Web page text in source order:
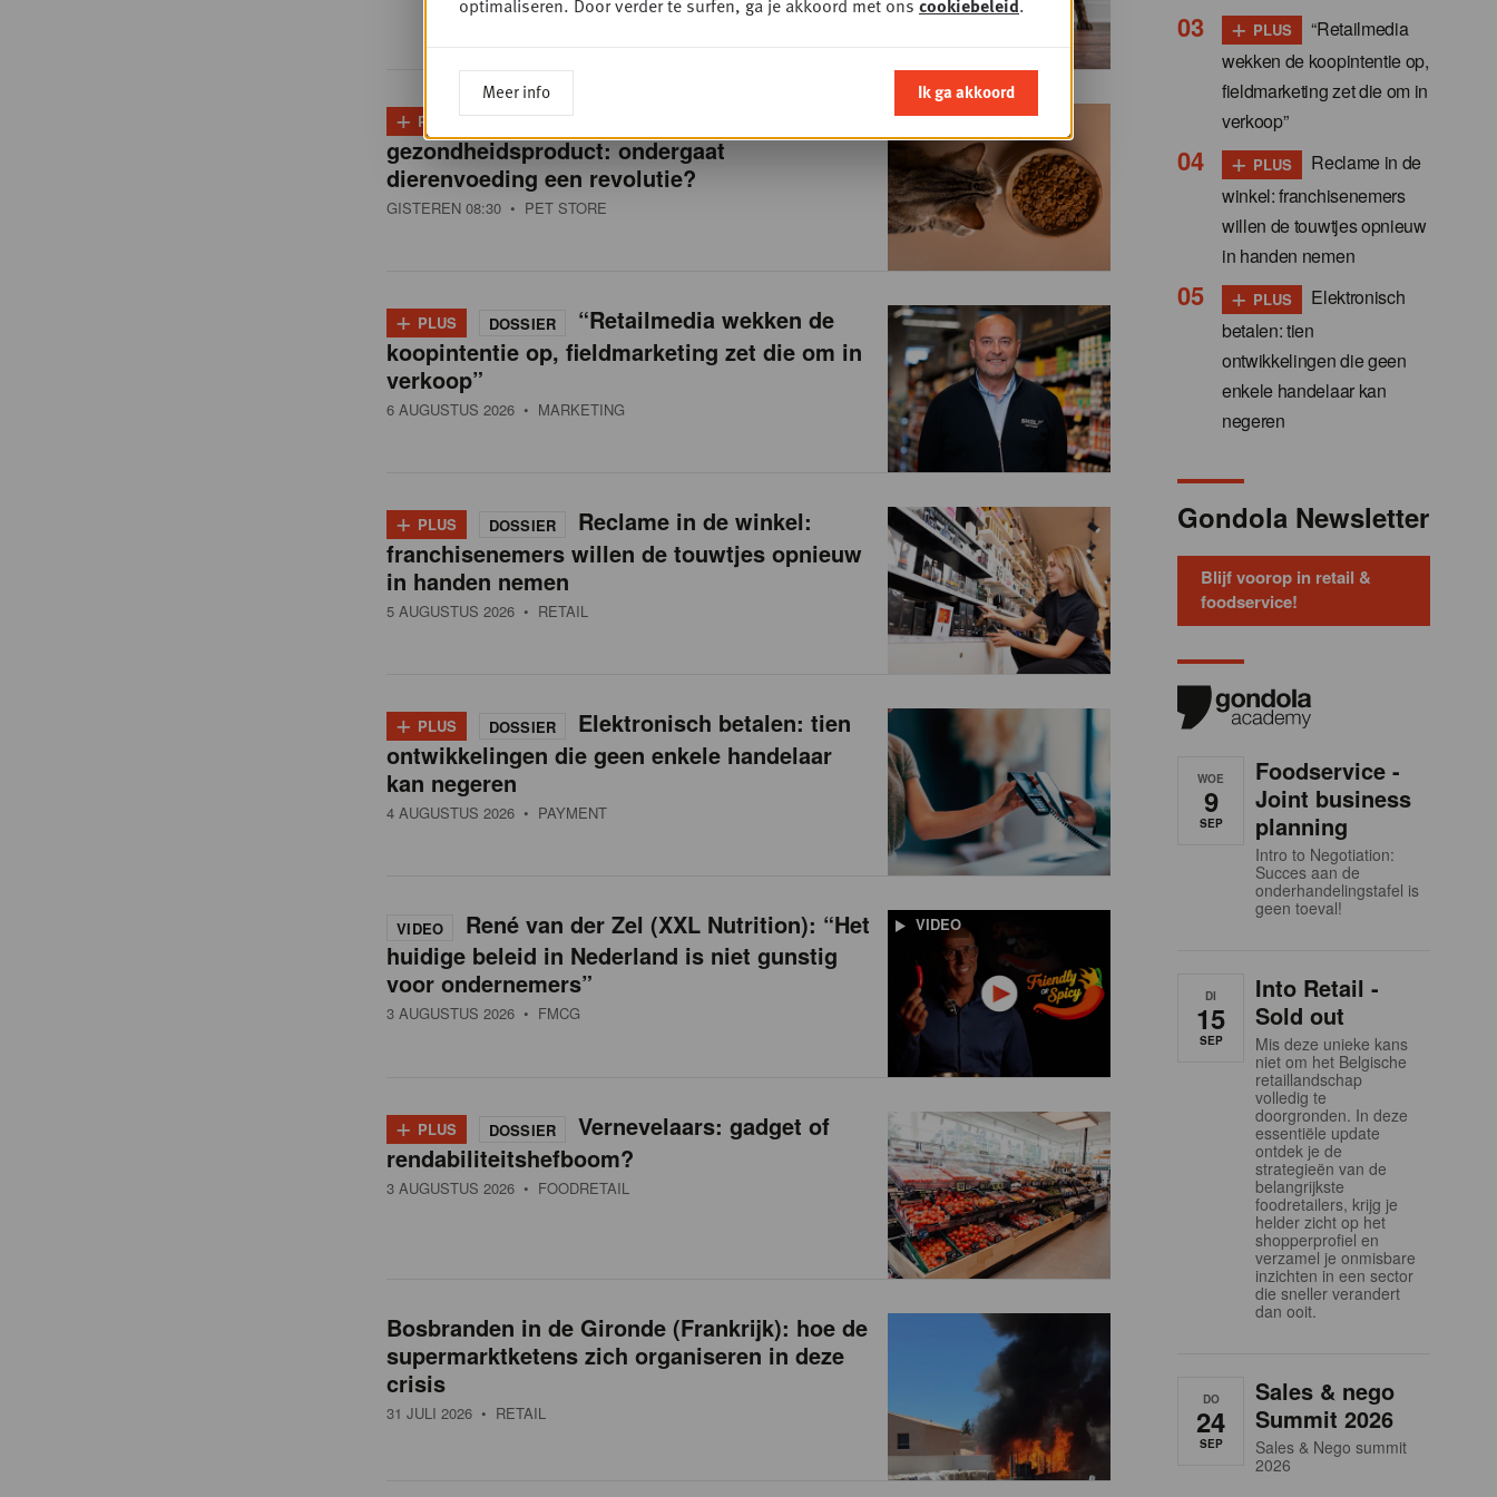
+ PLUS DOSSIER
gezondheidsproduct: ondergaat
dierenvoeding een revolutie?
GISTEREN 08:30 • PET STORE
+ PLUS DOSSIER
“Retailmedia wekken de
koopintentie op, fieldmarketing zet die om in
verkoop”
6 AUGUSTUS 2026 • MARKETING
+ PLUS DOSSIER
Reclame in de winkel:
franchisenemers willen de touwtjes opnieuw
in handen nemen
5 AUGUSTUS 2026 • RETAIL
+ PLUS DOSSIER
Elektronisch betalen: tien
ontwikkelingen die geen enkele handelaar
kan negeren
4 AUGUSTUS 2026 • PAYMENT
VIDEO
VIDEO
René van der Zel (XXL Nutrition): “Het
huidige beleid in Nederland is niet gunstig
voor ondernemers”
3 AUGUSTUS 2026 • FMCG
+ PLUS DOSSIER
Vernevelaars: gadget of
rendabiliteitshefboom?
3 AUGUSTUS 2026 • FOODRETAIL
Bosbranden in de Gironde (Frankrijk): hoe de
supermarktketens zich organiseren in deze
crisis
31 JULI 2026 • RETAIL
+ PLUS
“Retailmedia
wekken de koopintentie op,
fieldmarketing zet die om in
verkoop”
+ PLUS
Reclame in de
winkel: franchisenemers
willen de touwtjes opnieuw
in handen nemen
+ PLUS
Elektronisch
betalen: tien
ontwikkelingen die geen
enkele handelaar kan
negeren
Gondola Newsletter
Blijf voorop in retail &
foodservice!
WOE
9
SEP
Foodservice -
Joint business
planning
Intro to Negotiation:
Succes aan de
onderhandelingstafel is
geen toeval!
DI
15
SEP
Into Retail -
Sold out
Mis deze unieke kans
niet om het Belgische
retaillandschap
volledig te
doorgronden. In deze
essentiële update
ontdek je de
strategieën van de
belangrijkste
foodretailers, krijg je
helder zicht op het
shopperprofiel en
verzamel je onmisbare
inzichten in een sector
die sneller verandert
dan ooit.
DO
24
SEP
Sales & nego
Summit 2026
Sales & Nego summit
2026
optimaliseren. Door verder te surfen, ga je akkoord met ons cookiebeleid.
Meer info Ik ga akkoord